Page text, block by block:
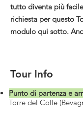
tutto diventa più
richiesta per questo
modulo qui sotto.
Tour Info
Punto di partenza e
Torre del Colle